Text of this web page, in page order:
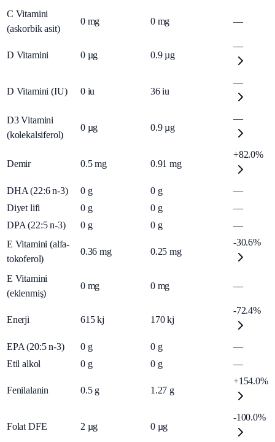
C Vitamini
(askorbik asit)
0 mg 0 mg —
D Vitamini 0 µg 0.9 µg
—
D Vitamini (IU) 0 iu 36 iu
—
D3 Vitamini
(kolekalsiferol)
0 µg 0.9 µg
—
Demir 0.5 mg 0.91 mg
+82.0%
DHA (22:6 n-3) 0 g 0 g
—
Diyet lifi
0 g 0 g
—
DPA (22:5 n-3)
0 g 0 g
—
E Vitamini (alfa-
tokoferol)
0.36 mg 0.25 mg
-30.6%
E Vitamini
(eklenmiş)
0 mg 0 mg —
Enerji 615 kj 170 kj
-72.4%
EPA (20:5 n-3) 0 g 0 g
—
Etil alkol
0 g 0 g —
Fenilalanin 0.5 g 1.27 g
+154.0%
Folat DFE 2 µg 0 µg
-100.0%